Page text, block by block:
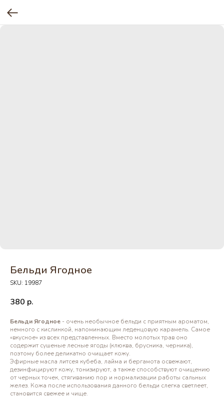
Бельди Ягодное
SKU: 19987
380 р.
Бельди Ягодное - очень необычное бельди с приятным ароматом,
немного с кислинкой, напоминающим леденцовую карамель. Самое
«вкусное» из всех представленных. Вместо молотых трав оно
содержит сушеные лесные ягоды (клюква, брусника, черника),
поэтому более деликатно очищает кожу.
Эфирные масла литсея кубеба, лайма и бергамота освежают,
дезинфицируют кожу, тонизируют, а также способствуют очищению
от черных точек, стягиванию пор и нормализации работы сальных
желез. Кожа после использования данного бельди слегка светлеет,
становится свежее и чище.